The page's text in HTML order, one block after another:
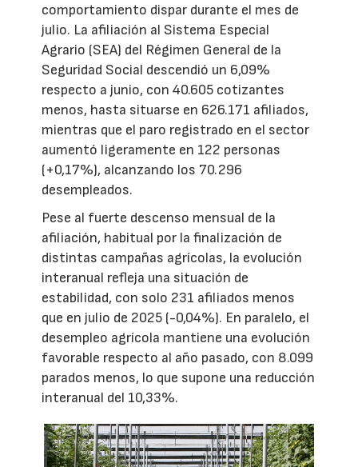
comportamiento dispar durante el mes de
julio. La afiliación al Sistema Especial
Agrario (SEA) del Régimen General de la
Seguridad Social descendió un 6,09%
respecto a junio, con 40.605 cotizantes
menos, hasta situarse en 626.171 afiliados,
mientras que el paro registrado en el sector
aumentó ligeramente en 122 personas
(+0,17%), alcanzando los 70.296
desempleados.
Pese al fuerte descenso mensual de la
afiliación, habitual por la finalización de
distintas campañas agrícolas, la evolución
interanual refleja una situación de
estabilidad, con solo 231 afiliados menos
que en julio de 2025 (-0,04%). En paralelo, el
desempleo agrícola mantiene una evolución
favorable respecto al año pasado, con 8.099
parados menos, lo que supone una reducción
interanual del 10,33%.